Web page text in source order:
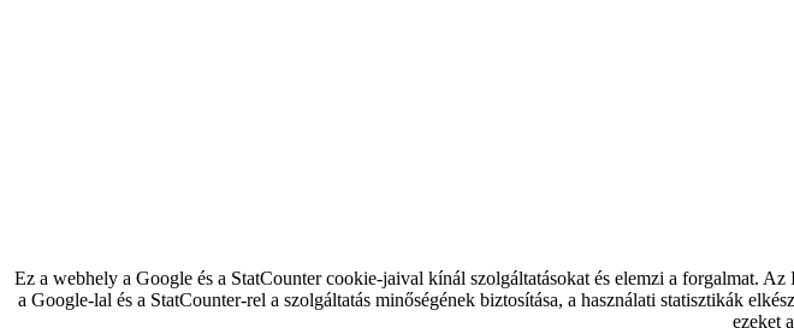
Ez a webhely a Google és a StatCounter cookie-jaival kínál szolgáltatásokat és elemzi a forgalmat.
a Google-lal és a StatCounter-rel a szolgáltatás minőségének biztosítása, a használati statisztikák
ezeket